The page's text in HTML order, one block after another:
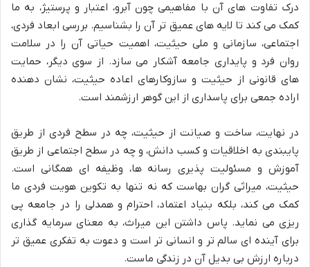
درک تفاوت های آن با مفاهیمی چون آبرو، اعتبار و پرستیژ، به ما
کمک می کند تا لایه های عمیق تر آن را بشناسیم. بررسی ابعاد فردی،
اجتماعی، سازمانی و ملی حیثیت، اهمیت حیاتی آن را در سلامت
روان فرد و پایداری جامعه آشکار می سازد. از سوی دیگر، حمایت
های قانونی از حیثیت و سازوکارهای اعاده حیثیت، نشان دهنده
اراده جمعی برای پاسداری از این گوهر ارزشمند است.
در نهایت، ساخت و صیانت از حیثیت، چه در سطح فردی از طریق
پایبندی به اخلاقیات و کسب دانش، و چه در سطح اجتماعی از طریق
آموزش و مسئولیت پذیری رسانه ها، وظیفه ای همگانی است.
حیثیت، میراثی گران بهاست که نه تنها به تکوین هویت فردی ما
کمک می کند، بلکه بنیاد اعتماد، احترام و همدلی را در جامعه پی
ریزی می نماید. پاس داشتن این میراث، به معنای سرمایه گذاری
برای آینده ای سالم تر و انسانی تر است و دعوت به تفکری عمیق تر
درباره ارزش بی بدیل آن در زندگی ماست.